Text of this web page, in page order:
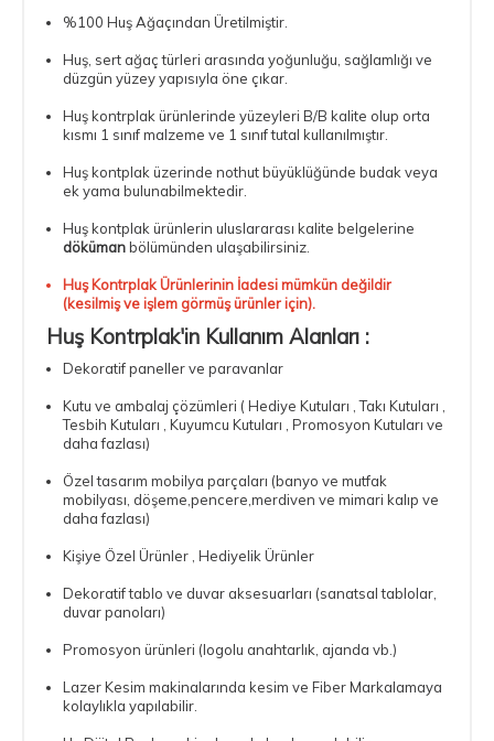
%100 Huş Ağaçından Üretilmiştir.
Huş, sert ağaç türleri arasında yoğunluğu, sağlamlığı ve
düzgün yüzey yapısıyla öne çıkar.
Huş kontrplak ürünlerinde yüzeyleri B/B kalite olup orta
kısmı 1 sınıf malzeme ve 1 sınıf tutal kullanılmıştır.
Huş kontplak üzerinde nothut büyüklüğünde budak veya
ek yama bulunabilmektedir.
Huş kontplak ürünlerin uluslararası kalite belgelerine
dökümanbölümünden ulaşabilirsiniz.
Huş Kontrplak Ürünlerinin İadesi mümkün değildir
(kesilmiş ve işlem görmüş ürünler için).
Huş Kontrplak'in Kullanım Alanları :
Dekoratif paneller ve paravanlar
Kutu ve ambalaj çözümleri ( Hediye Kutuları , Takı Kutuları ,
Tesbih Kutuları , Kuyumcu Kutuları , Promosyon Kutuları ve
daha fazlası)
Özel tasarım mobilya parçaları (banyo ve mutfak
mobilyası, döşeme,pencere,merdiven ve mimari kalıp ve
daha fazlası)
Kişiye Özel Ürünler , Hediyelik Ürünler
Dekoratif tablo ve duvar aksesuarları (sanatsal tablolar,
duvar panoları)
Promosyon ürünleri (logolu anahtarlık, ajanda vb.)
Lazer Kesim makinalarında kesim ve Fiber Markalamaya
kolaylıkla yapılabilir.